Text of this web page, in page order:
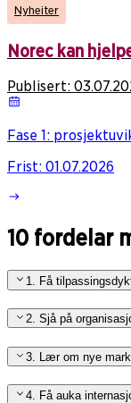
Nyheiter
Norec kan
Publisert:
Fase 1:
Frist: 01.07.2026
10 fordelar
1. Få
2. Sjå på
3. Lær om nye
4. Få auka